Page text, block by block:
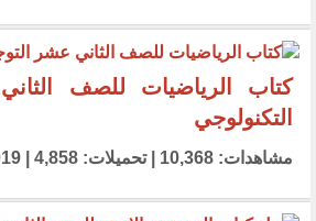
كتاب الرياضيات للصف
التكنولوجي
مشاهدات: 10,368 | تحميلات: 4,858 | 13/03/2019 04:55 pm